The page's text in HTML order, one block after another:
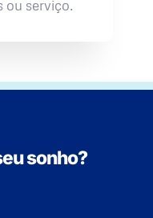
ou serviço.
sonho?